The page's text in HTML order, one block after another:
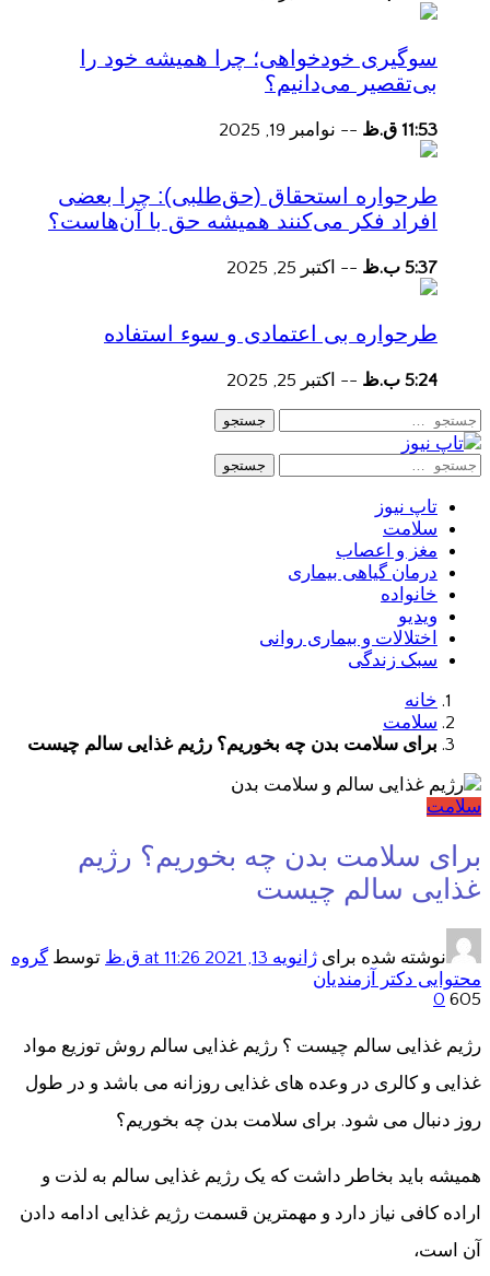
سوگیری خودخواهی؛ چرا همیشه خود را
بی‌تقصیر می‌دانیم؟
11:53 ق.ظ -- نوامبر 19, 2025
طرحواره استحقاق (حق‌طلبی): چرا بعضی
افراد فکر می‌کنند همیشه حق با آن‌هاست؟
5:37 ب.ظ -- اکتبر 25, 2025
طرحواره بی اعتمادی و سوء استفاده
5:24 ب.ظ -- اکتبر 25, 2025
جستجو
جستجو
تاپ نیوز
سلامت
مغز و اعصاب
درمان گیاهی بیماری
خانواده
ویدیو
اختلالات و بیماری روانی
سبک زندگی
خانه
سلامت
برای سلامت بدن چه بخوریم؟ رژیم غذایی سالم چیست
سلامت
برای سلامت بدن چه بخوریم؟ رژیم
غذایی سالم چیست
نوشته شده برای ژانویه 13, 2021 at 11:26 ق.ظ توسط گروه
محتوایی دکتر آزمندیان
605
0
رژیم غذایی سالم چیست ؟ رژیم غذایی سالم روش توزیع مواد
غذایی و کالری در وعده های غذایی روزانه می باشد و در طول
روز دنبال می شود. برای سلامت بدن چه بخوریم؟
همیشه باید بخاطر داشت که یک رژیم غذایی سالم به لذت و
اراده کافی نیاز دارد و مهمترین قسمت رژیم غذایی ادامه دادن
آن است،